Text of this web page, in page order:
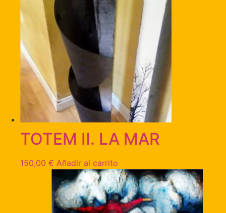
TOTEM II. LA MAR
150,00 € Añadir al carrito